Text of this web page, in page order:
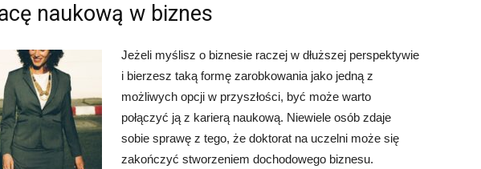
naukową w biznes
Jeżeli myślisz o biznesie raczej w dłuższej perspektywie
i bierzesz taką formę zarobkowania jako jedną z
możliwych opcji w przyszłości, być może warto
połączyć ją z karierą naukową. Niewiele osób zdaje
sobie sprawę z tego, że doktorat na uczelni może się
zakończyć stworzeniem dochodowego biznesu.